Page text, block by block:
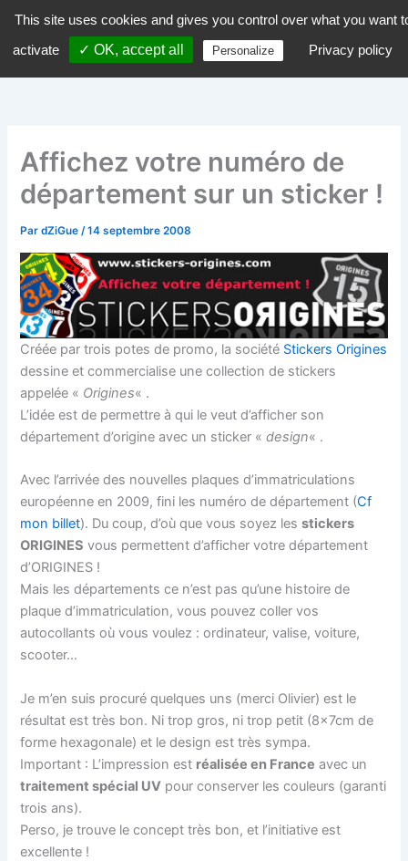
contenu
dZiGue
Affichez votre numéro de
département sur un sticker !
PardZiGue/14 septembre 2008
Créée par trois potes de promo, la société Stickers Origines
dessine et commercialise une collection de stickers
appelée « Origines« .
L’idée est de permettre à qui le veut d’afficher son
département d’origine avec un sticker «design« .
Avec l’arrivée des nouvelles plaques d’immatriculations
européenne en 2009, fini les numéro de département (Cf
mon billet). Du coup, d’où que vous soyez lesstickers
ORIGINES vous permettent d’afficher votre département
d’ORIGINES !
Mais les départements ce n’est pas qu’une histoire de
plaque d’immatriculation, vous pouvez coller vos
autocollants où vous voulez : ordinateur, valise, voiture,
scooter…
Je m’en suis procuré quelques uns (merci Olivier) est le
résultat est très bon. Ni trop gros, ni trop petit (8x7cm de
forme hexagonale) et le design est très sympa.
Important : L’impression est réalisée en France avec un
traitement spécial UV pour conserver les couleurs (garanti
trois ans).
Perso, je trouve le concept très bon, et l’initiative est
excellente !
This site uses cookies and gives you control over what you want
activate
✓ OK, accept all Personalize Privacy policy